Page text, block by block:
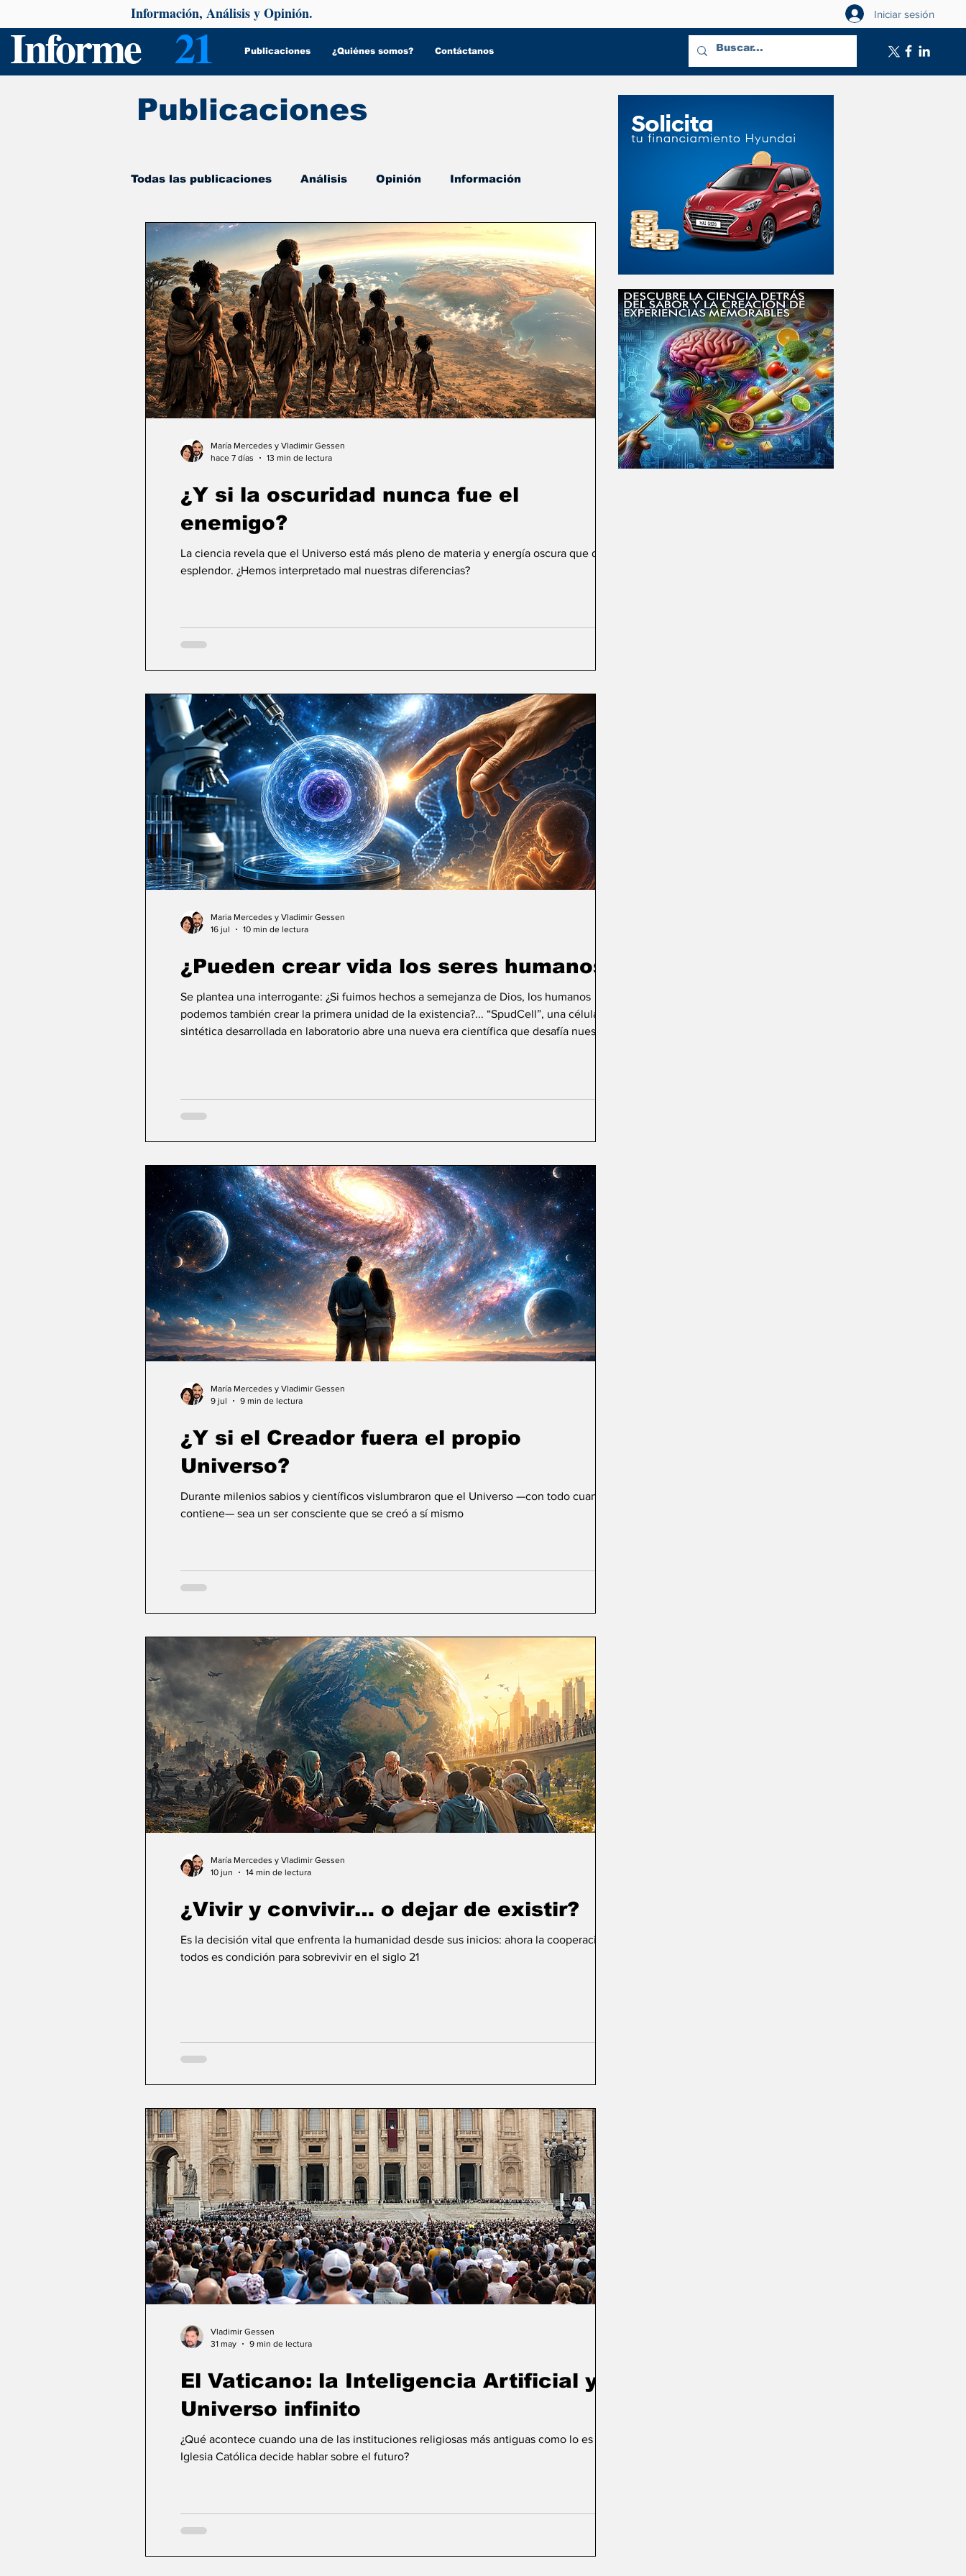
Informe 21 Publicaciones ¿Quiénes somos? Contáctanos
Información, Análisis y Opinión. Iniciar sesión
Todas las publicaciones Análisis Opinión Información
De interés Psicología y Salud
¿Y si la oscuridad nunca fue el
enemigo?
La ciencia revela que el Universo está más pleno de materia y energía oscura que de
esplendor. ¿Hemos interpretado mal nuestras diferencias?
María Mercedes y Vladimir Gessen
hace 7 días
13 min de lectura
¿Pueden crear vida los seres humanos?
Se plantea una interrogante: ¿Si fuimos hechos a semejanza de Dios, los humanos
podemos también crear la primera unidad de la existencia?... “SpudCell”, una célula
sintética desarrollada en laboratorio abre una nueva era científica que desafía nuestras
Maria Mercedes y Vladimir Gessen
16 jul
10 min de lectura
¿Y si el Creador fuera el propio
Universo?
Durante milenios sabios y científicos vislumbraron que el Universo —con todo cuanto
contiene— sea un ser consciente que se creó a sí mismo
María Mercedes y Vladimir Gessen
9 jul
9 min de lectura
¿Vivir y convivir… o dejar de existir?
Es la decisión vital que enfrenta la humanidad desde sus inicios: ahora la cooperación de
todos es condición para sobrevivir en el siglo 21
María Mercedes y Vladimir Gessen
10 jun
14 min de lectura
El Vaticano: la Inteligencia Artificial y el
Universo infinito
¿Qué acontece cuando una de las instituciones religiosas más antiguas como lo es la
Iglesia Católica decide hablar sobre el futuro?
Vladimir Gessen
31 may
9 min de lectura
Publicaciones